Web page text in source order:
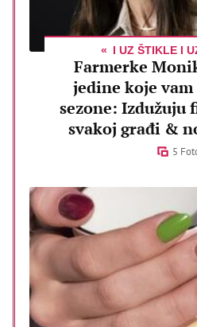
I UZ ŠTIKLE I
Farmerke
jedine koje
sezone: Izdužuju
svakoj građi &
5